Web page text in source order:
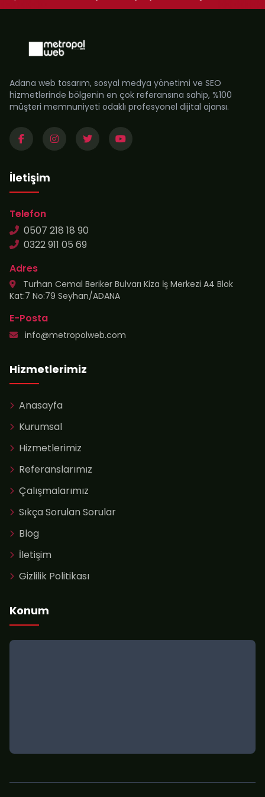
Adana web tasarım, sosyal medya yönetimi ve SEO
hizmetlerinde bölgenin en çok referansına sahip, %100
müşteri memnuniyeti odaklı profesyonel dijital ajansı.
İletişim
Telefon
0507 218 18 90
0322 911 05 69
Adres
Turhan Cemal Beriker Bulvarı Kiza İş Merkezi A4 Blok
Kat:7 No:79 Seyhan/ADANA
E-Posta
info@metropolweb.com
Hizmetlerimiz
Anasayfa
Kurumsal
Hizmetlerimiz
Referanslarımız
Çalışmalarımız
Sıkça Sorulan Sorular
Blog
İletişim
Gizlilik Politikası
Konum